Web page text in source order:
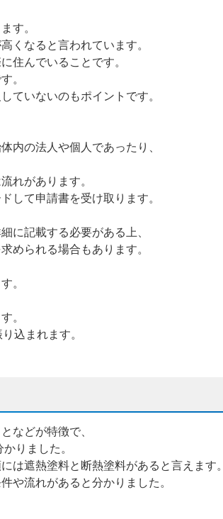
す。
くなると言われています。
住んでいることです。
。
ていないのもポイントです。
内の法人や個人であったり、
れがあります。
して申請書を受け取ります。
に記載する必要がある上、
められる場合もあります。
。
。
込まれます。
などが特徴で、
りました。
は遮熱塗料と断熱塗料があると言えます。
や流れがあると分かりました。